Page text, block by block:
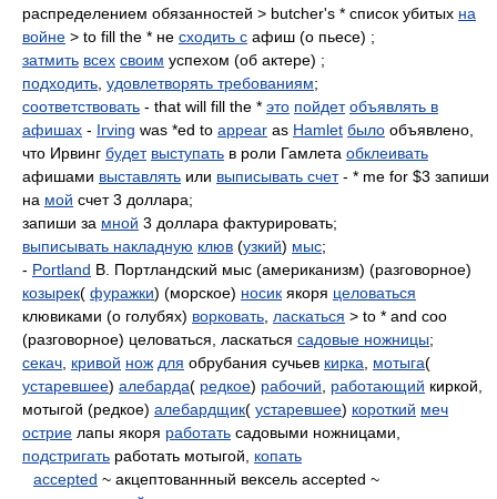
распределением обязанностей > butcher's * список убитых на
войне > to fill the * не сходить с афиш (о пьесе) ;
затмить всех своим успехом (об актере) ;
подходить удовлетворять требованиям;
соответствовать - that will fill the * это пойдет объявлять в
афишах - Irving was *ed to appear as Hamlet было объявлено,
что Ирвинг будет выступать в роли Гамлета обклеивать
афишами выставлять или выписывать счет- * me for $3 запиши
на мой счет 3 доллара;
запиши за мной 3 доллара фактурировать;
выписывать накладную клюв (узкий) мыс;
- Portland B. Портландский мыс (американизм) (разговорное)
козырек( фуражки) (морское) носик якоря целоваться
клювиками (о голубях) ворковать ласкаться > to * and coo
(разговорное) целоваться, ласкаться садовые ножницы;
секач кривой нож для обрубания сучьев кирка мотыга(
устаревшее) алебарда( редкое) рабочий работающий киркой,
мотыгой (редкое) алебардщик( устаревшее) короткий меч
острие лапы якоря работать садовыми ножницами,
подстригать работать мотыгой, копать
accepted ~ акцептованнный вексель accepted ~